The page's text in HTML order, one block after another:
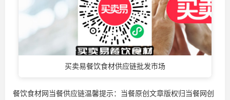
买卖易餐饮食材供应链批发市场
餐饮食材网当餐供应链温馨提示：当餐原创文章版权归当餐网创